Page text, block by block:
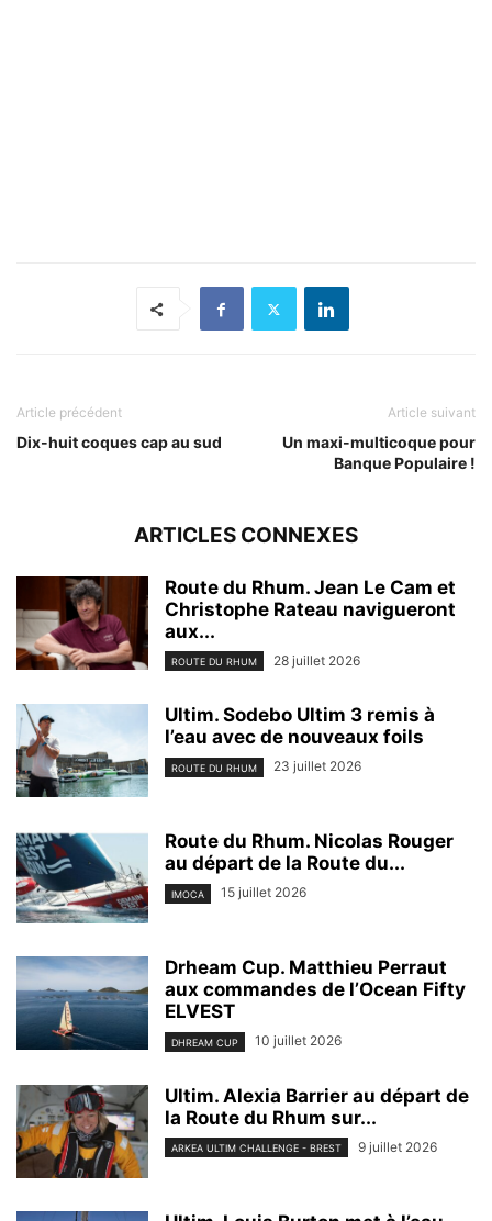
Article précédent
Dix-huit coques cap au sud
Article suivant
Un maxi-multicoque pour
Banque Populaire !
ARTICLES CONNEXES
Route du Rhum. Jean Le Cam et
Christophe Rateau navigueront
aux...
ROUTE DU RHUM 28 juillet 2026
Ultim. Sodebo Ultim 3 remis à
l’eau avec de nouveaux foils
ROUTE DU RHUM 23 juillet 2026
Route du Rhum. Nicolas Rouger
au départ de la Route du...
IMOCA 15 juillet 2026
Drheam Cup. Matthieu Perraut
aux commandes de l’Ocean Fifty
ELVEST
DHREAM CUP 10 juillet 2026
Ultim. Alexia Barrier au départ de
la Route du Rhum sur...
ARKEA ULTIM CHALLENGE - BREST 9 juillet 2026